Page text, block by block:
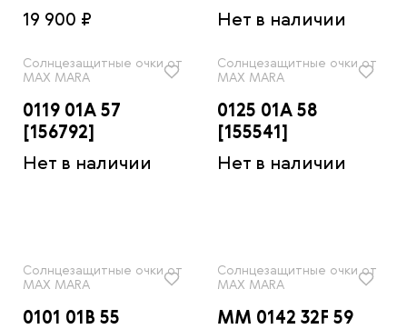
19 900 ₽
Нет в наличии
Солнцезащитные очки от
MAX MARA
0119 01A 57
[156792]
Нет в наличии
Солнцезащитные очки от
MAX MARA
0125 01A 58
[155541]
Нет в наличии
Солнцезащитные очки от
MAX MARA
0101 01B 55
Солнцезащитные очки от
MAX MARA
MM 0142 32F 59